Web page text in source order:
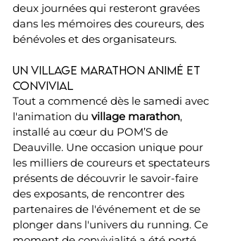
deux journées qui resteront gravées
dans les mémoires des coureurs, des
bénévoles et des organisateurs.
Un village marathon animé et
convivial
Tout a commencé dès le samedi avec
l'animation du village marathon,
installé au cœur du POM’S de
Deauville. Une occasion unique pour
les milliers de coureurs et spectateurs
présents de découvrir le savoir-faire
des exposants, de rencontrer des
partenaires de l'événement et de se
plonger dans l'univers du running. Ce